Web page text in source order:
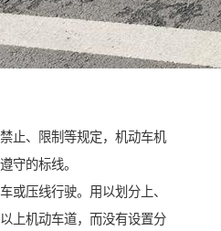
止、限制等规定，机动车机
守的标线。
或压线行驶。用以划分上、
上机动车道，而没有设置分